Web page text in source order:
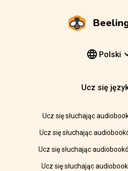
Polski
Ucz się
Ucz się słuchając
Ucz się słuchając
Ucz się słuchając
Ucz się słuchając